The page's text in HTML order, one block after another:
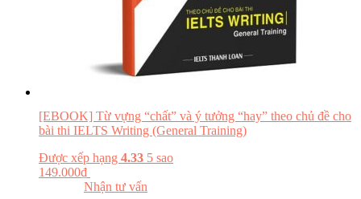
[EBOOK] Từ vựng “chất” và ý tưởng “hay” theo chủ đề cho
bài thi IELTS Writing (General Training)
Được xếp hạng 4.33 5 sao
149.000₫
Nhận tư vấn